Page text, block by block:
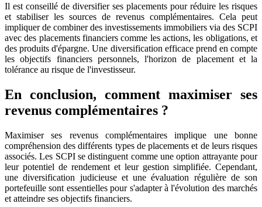
Il est conseillé de diversifier ses placements pour réduire les risques
et stabiliser les sources de revenus complémentaires. Cela peut
impliquer de combiner des investissements immobiliers via des SCPI
avec des placements financiers comme les actions, les obligations, et
des produits d'épargne. Une diversification efficace prend en compte
les objectifs financiers personnels, l'horizon de placement et la
tolérance au risque de l'investisseur.
En conclusion, comment maximiser ses
revenus complémentaires ?
Maximiser ses revenus complémentaires implique une bonne
compréhension des différents types de placements et de leurs risques
associés. Les SCPI se distinguent comme une option attrayante pour
leur potentiel de rendement et leur gestion simplifiée. Cependant,
une diversification judicieuse et une évaluation régulière de son
portefeuille sont essentielles pour s'adapter à l'évolution des marchés
et atteindre ses objectifs financiers.